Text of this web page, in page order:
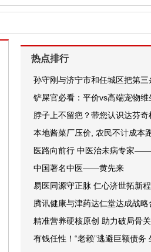
热点排行
孙守刚与济宁市和任城区把第三
铲屎官必看：平价vs高端宠物维
脖子上不留疤？带您认识达芬奇
本地酱菜厂压价, 农民不计成本
医路向前行 中医治未病专家
中国著名中医——黄先来
易医同源守正脉 仁心济世拓新
腾讯健康与津药达仁堂达成战
精准营养硬核原创 助力破局骨
有钱任性！“老赖”逃避巨额债务